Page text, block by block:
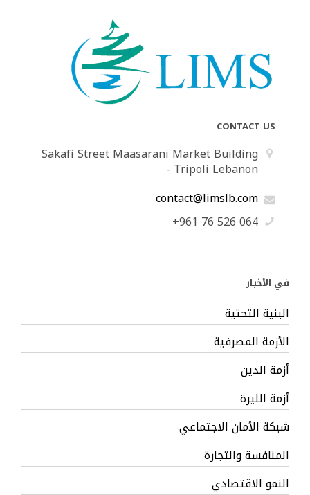
CONTACT US
Sakafi Street Maasarani Market Building
- Tripoli Lebanon
contact@limslb.com
+961 76 526 064
في الأخبار
البنية التحتية
الأزمة المصرفية
أزمة الدين
أزمة الليرة
شبكة الأمان الاجتماعي
المنافسة والتجارة
النمو الاقتصادي